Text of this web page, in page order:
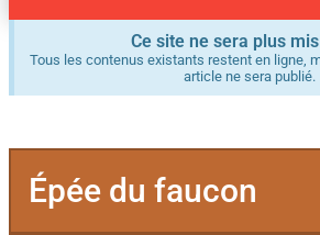
Ce site ne sera plus
Tous les contenus existants restent en ligne,
article ne sera publié.
Épée du faucon